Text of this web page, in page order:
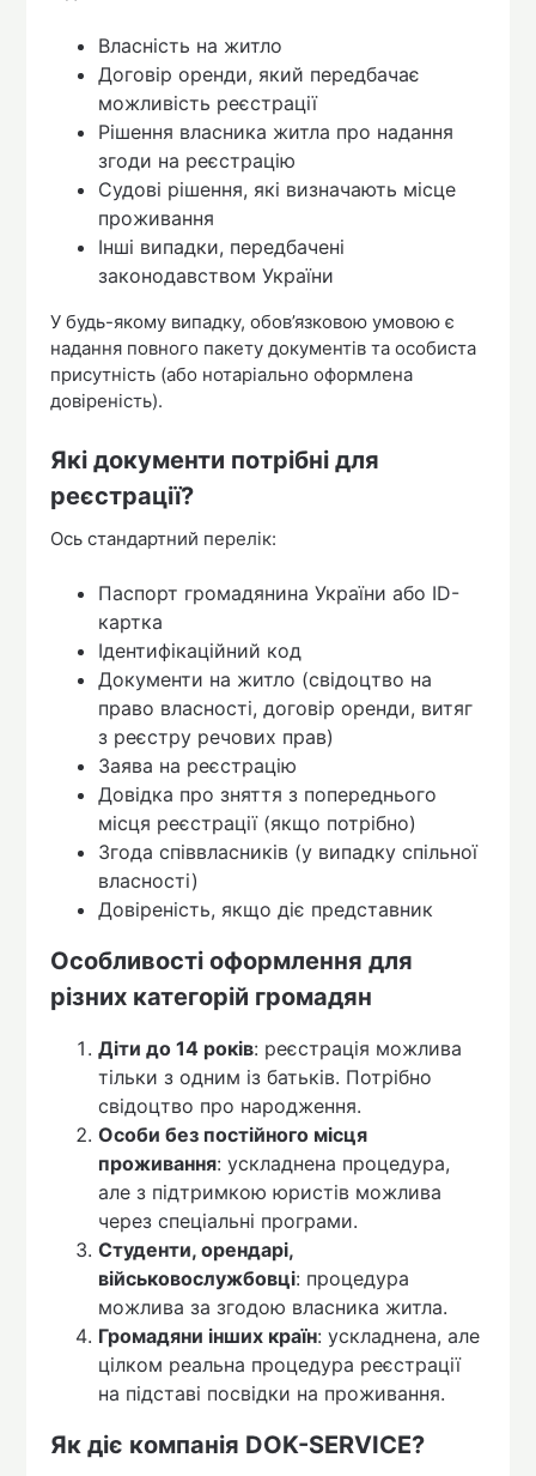
Власність на житло
Договір оренди, який передбачає
можливість реєстрації
Рішення власника житла про надання
згоди на реєстрацію
Судові рішення, які визначають місце
проживання
Інші випадки, передбачені
законодавством України
У будь-якому випадку, обов’язковою умовою є
надання повного пакету документів та особиста
присутність (або нотаріально оформлена
довіреність).
Які документи потрібні для
реєстрації?
Ось стандартний перелік:
Паспорт громадянина України або ID-
картка
Ідентифікаційний код
Документи на житло (свідоцтво на
право власності, договір оренди, витяг
з реєстру речових прав)
Заява на реєстрацію
Довідка про зняття з попереднього
місця реєстрації (якщо потрібно)
Згода співвласників (у випадку спільної
власності)
Довіреність, якщо діє представник
Особливості оформлення для
різних категорій громадян
Діти до 14 років: реєстрація можлива
тільки з одним із батьків. Потрібно
свідоцтво про народження.
Особи без постійного місця
проживання: ускладнена процедура,
але з підтримкою юристів можлива
через спеціальні програми.
Студенти, орендарі,
військовослужбовці: процедура
можлива за згодою власника житла.
Громадяни інших країн: ускладнена, але
цілком реальна процедура реєстрації
на підставі посвідки на проживання.
Як діє компанія DOK-SERVICE?